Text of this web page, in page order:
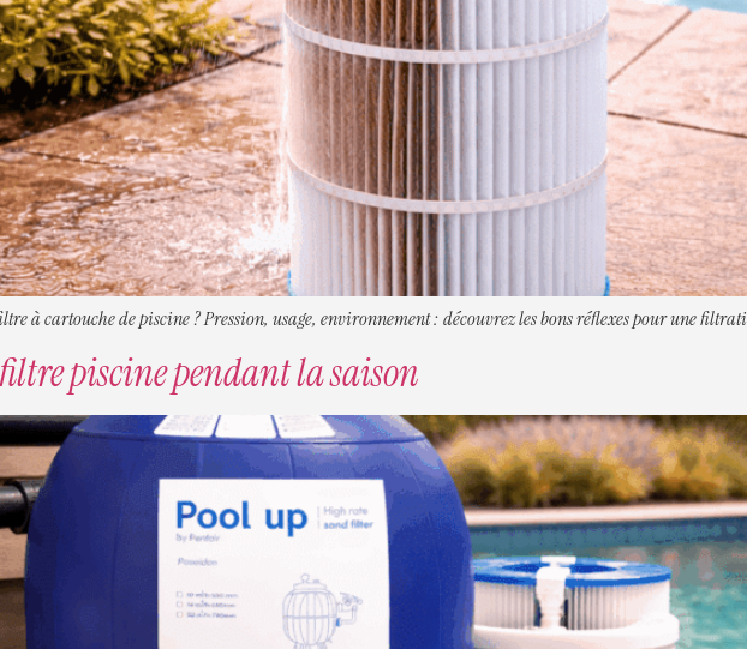
à cartouche de piscine ? Pression, usage, environnement : découvrez les bons réflexes pour une
piscine pendant la saison